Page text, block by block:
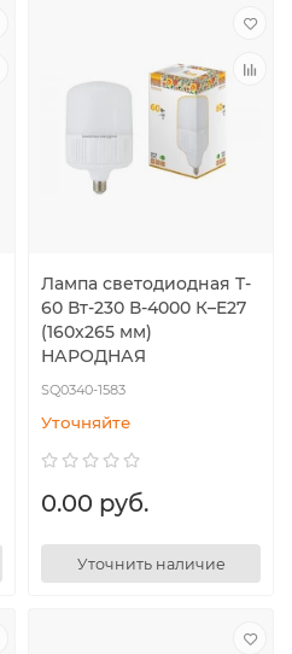
Лампа светодиодная T-
60 Вт-230 В-4000 К–E27
(160x265 мм)
НАРОДНАЯ
SQ0340-1583
Уточняйте
0.00 руб.
Уточнить наличие